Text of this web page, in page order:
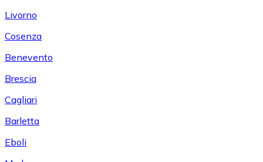
Livorno
Cosenza
Benevento
Brescia
Cagliari
Barletta
Eboli